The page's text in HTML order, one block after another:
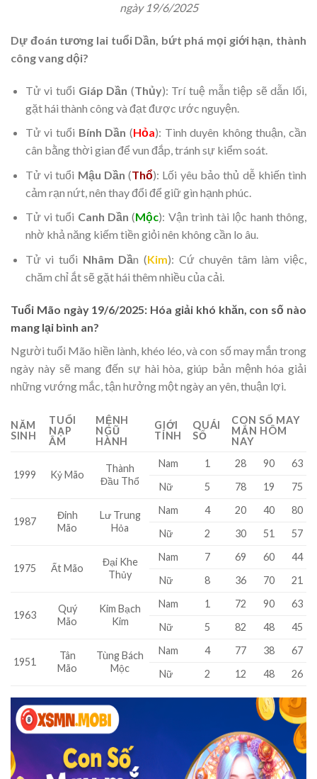
ngày 19/6/2025
Dự đoán tương lai tuổi Dần, bứt phá mọi giới hạn, thành
công vang dội?
Tử vi tuổi Giáp Dần (Thủy): Trí tuệ mẫn tiệp sẽ dẫn lối,
gặt hái thành công và đạt được ước nguyện.
Tử vi tuổi Bính Dần (Hỏa): Tình duyên không thuận, cần
cân bằng thời gian để vun đắp, tránh sự kiểm soát.
Tử vi tuổi Mậu Dần (Thổ): Lối yêu bảo thủ dễ khiến tình
cảm rạn nứt, nên thay đổi để giữ gìn hạnh phúc.
Tử vi tuổi Canh Dần (Mộc): Vận trình tài lộc hanh thông,
nhờ khả năng kiếm tiền giỏi nên không cần lo âu.
Tử vi tuổi Nhâm Dần (Kim): Cứ chuyên tâm làm việc,
chăm chỉ ắt sẽ gặt hái thêm nhiều của cải.
Tuổi Mão ngày 19/6/2025: Hóa giải khó khăn, con số nào
mang lại bình an?
Người tuổi Mão hiền lành, khéo léo, và con số may mắn trong
ngày này sẽ mang đến sự hài hòa, giúp bản mệnh hóa giải
những vướng mắc, tận hưởng một ngày an yên, thuận lợi.
NĂM
SINH
TUỔI
NẠP
ÂM
MỆNH
NGŨ
HÀNH
GIỚI
TÍNH
QUÁI
SỐ
CON SỐ MAY
MẮN HÔM
NAY
1999 Kỷ Mão
Thành
Đầu Thổ
Nam 1 28 90
63
Nữ
5 78 19 75
1987
Đinh
Mão
Lư Trung
Hỏa
Nam 4 20 40
80
Nữ
2 30 51 57
1975 Ất Mão
Đại Khe
Thủy
Nam 7 69 60
44
Nữ
8 36 70 21
1963
Quý
Mão
Kim Bạch
Kim
Nam 1 72 90
63
Nữ
5 82 48 45
1951
Tân
Mão
Tùng Bách
Mộc
Nam 4 77 38
67
Nữ
2 12 48 26